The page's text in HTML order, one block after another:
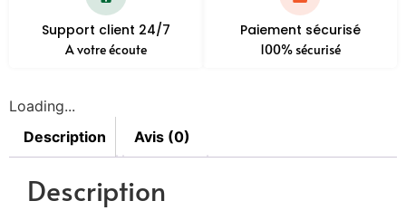
Support client 24/7
A votre écoute
Paiement sécurisé
100% sécurisé
Loading...
Description
Avis (0)
Description